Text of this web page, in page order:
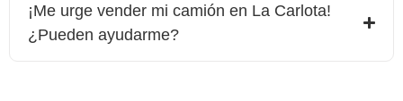
¡Me urge vender mi camión en La Carlota!
¿Pueden ayudarme?